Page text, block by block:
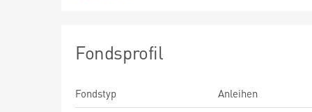
Fondsprofil
Fondstyp
Anleihen